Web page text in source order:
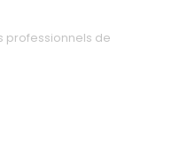
professionnels de